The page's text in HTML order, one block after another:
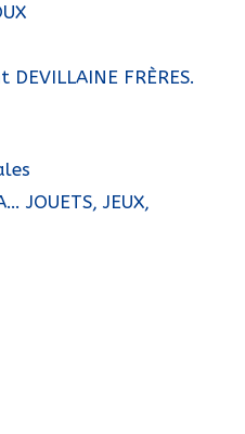
FRÈRES.
JOUETS, JEUX,